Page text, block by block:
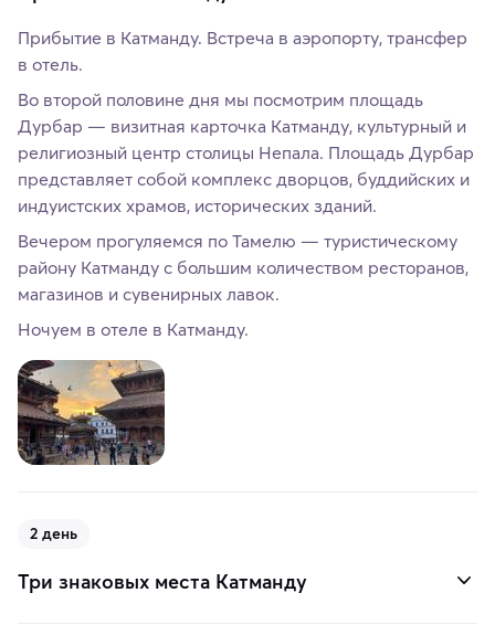
Прибытие в Катманду. Встреча в аэропорту, трансфер
в отель.
Во второй половине дня мы посмотрим площадь
Дурбар — визитная карточка Катманду, культурный и
религиозный центр столицы Непала. Площадь Дурбар
представляет собой комплекс дворцов, буддийских и
индуистских храмов, исторических зданий.
Вечером прогуляемся по Тамелю — туристическому
району Катманду с большим количеством ресторанов,
магазинов и сувенирных лавок.
Ночуем в отеле в Катманду.
2 день
Три знаковых места Катманду